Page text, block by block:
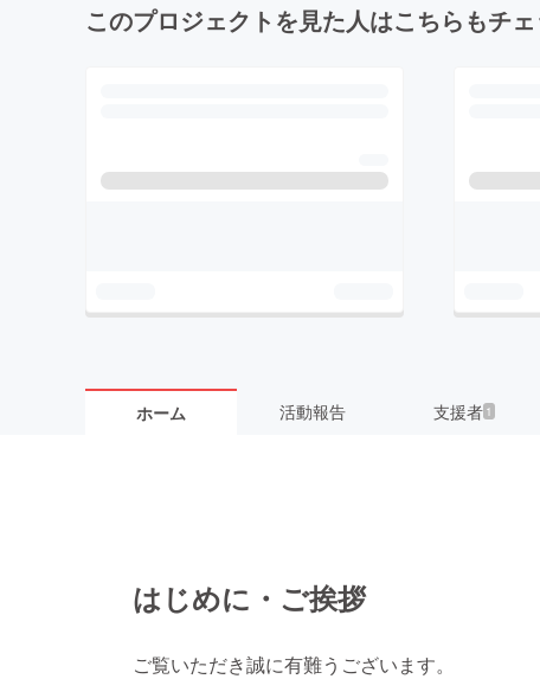
このプロジェクトを見た人はこちらもチ
ホーム 活動報告 支援者 1
はじめに・ご挨拶
ご覧いただき誠に有難うございます。